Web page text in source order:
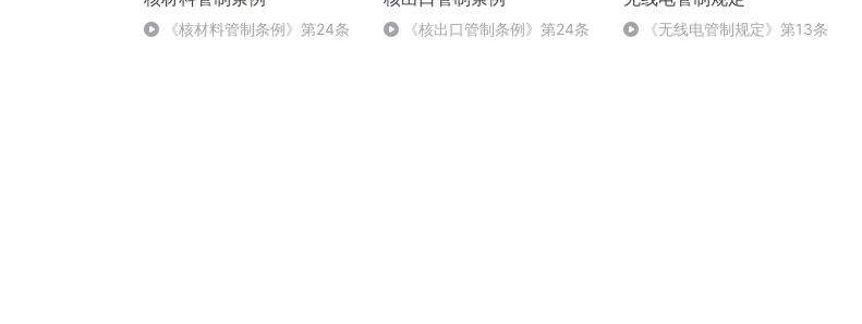
《核材料管制条例》第24条 《核出口管制条例》第24条 《无线电管制规定》第13条